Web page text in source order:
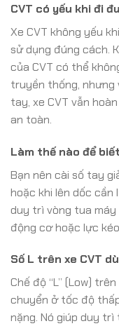
CVT có yếu khi đi
Xe CVT không yếu
sử dụng đúng cách.
của CVT có thể
truyền thống, nhưng
tay, xe CVT vẫn
an toàn.
Làm thế nào để
Bạn nên cài số tay
hoặc khi lên dốc cần
duy trì vòng tua
động cơ hoặc lực
Số L trên xe CVT
Chế độ “L” (Low)
chuyển ở tốc độ
nặng. Nó giúp duy